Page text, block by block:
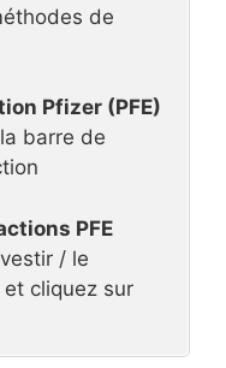
de
Pfizer (PFE)
barre de
PFE
/ le
et cliquez sur